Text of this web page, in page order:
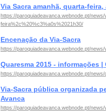
Via Sacra amanhã, quarta-feira,
https://paroquiadeavanca.webnode.pt/
feira%2c%20%c3%a0s%2021h30/
Encenação da Via-Sacra
https://paroquiadeavanca.webnode.pt/
Quaresma 2015 - informações
https://paroquiadeavanca.webnode.pt/news/
Via-Sacra pública organizada
Avanca
https://paroquiadeavanca.webnode.pt/